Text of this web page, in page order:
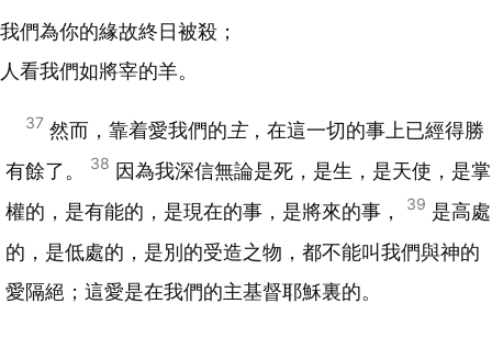
我們為你的緣故終日被殺；
人看我們如將宰的羊。
37 然而，靠着愛我們的主，在這一切的事上已經得勝
有餘了。
38 因為我深信無論是死，是生，是天使，是掌
權的，是有能的，是現在的事，是將來的事，
39 是高處
的，是低處的，是別的受造之物，都不能叫我們與神的
愛隔絕；這愛是在我們的主基督耶穌裏的。